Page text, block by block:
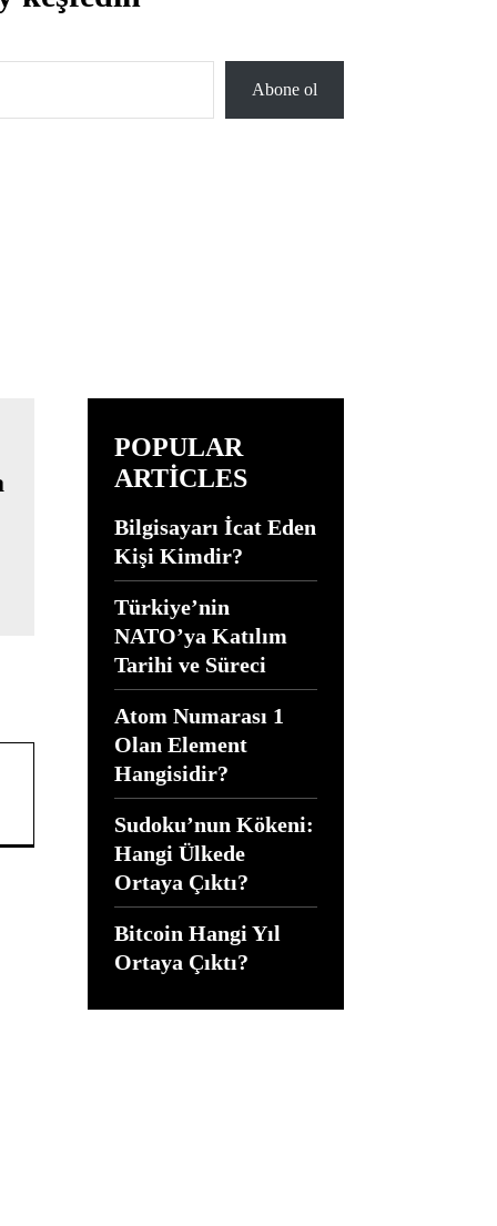
Abone ol
POPULAR
ARTICLES
Bilgisayarı İcat Eden
Kişi Kimdir?
Türkiye’nin
NATO’ya Katılım
Tarihi ve Süreci
Atom Numarası 1
Olan Element
Hangisidir?
Sudoku’nun Kökeni:
Hangi Ülkede
Ortaya Çıktı?
Bitcoin Hangi Yıl
Ortaya Çıktı?